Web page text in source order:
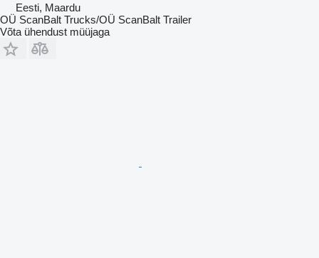
Eesti, Maardu
OÜ ScanBalt Trucks/OÜ ScanBalt Trailer
Võta ühendust müüjaga